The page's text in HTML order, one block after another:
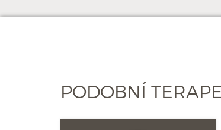
PODOBNÍ